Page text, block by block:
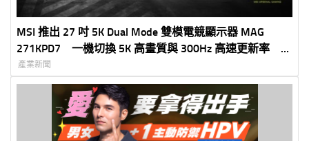
MSI 推出 27 吋 5K Dual Mode 雙模電競顯示器 MAG
271KPD7 一機切換 5K 高畫質與 300Hz 高速更新率 滿
足創作、娛樂與電競需求
產業新聞